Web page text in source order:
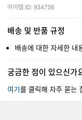
아이템 ID: 934736
배송 및 반품 규정
배송에 대한 자세한 내
궁금한 점이 있으신가
여기를 클릭해 자주 묻는